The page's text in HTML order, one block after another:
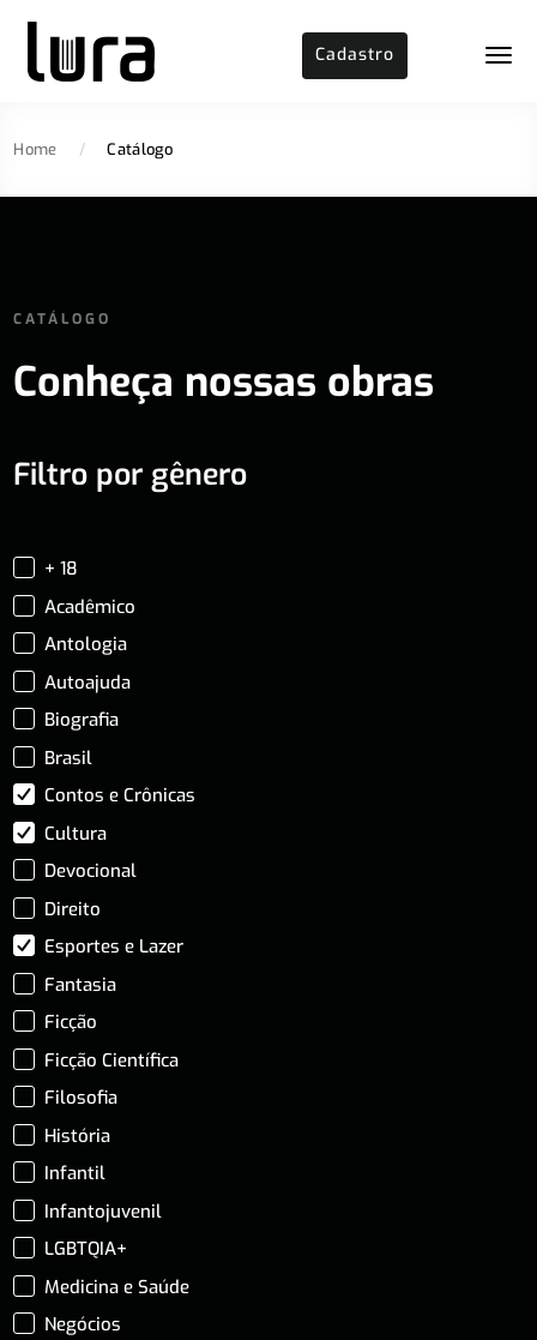
Cadastro
Home / Catálogo
CATÁLOGO
Conheça nossas obras
Filtro por gênero
+ 18
Acadêmico
Antologia
Autoajuda
Biografia
Brasil
Contos e Crônicas
Cultura
Devocional
Direito
Esportes e Lazer
Fantasia
Ficção
Ficção Científica
Filosofia
História
Infantil
Infantojuvenil
LGBTQIA+
Medicina e Saúde
Negócios